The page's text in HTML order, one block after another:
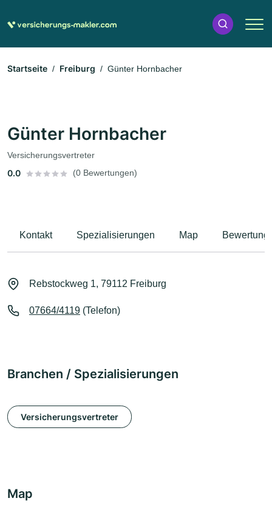
Startseite Freiburg Günter Hornbacher
Günter Hornbacher
Versicherungsvertreter
0.0 (0 Bewertungen)
Kontakt Spezialisierungen Map
Rebstockweg 1, 79112 Freiburg
07664/4119 (Telefon)
Branchen / Spezialisierungen
Versicherungsvertreter
Map